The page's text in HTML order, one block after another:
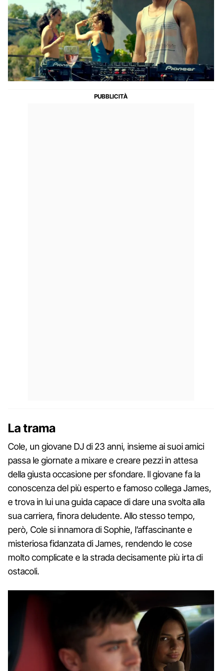
La trama
Cole, un giovane DJ di 23 anni, insieme ai suoi amici
passa le giornate a mixare e creare pezzi in attesa
della giusta occasione per sfondare. Il giovane fa la
conoscenza del più esperto e famoso collega James,
e trova in lui una guida capace di dare una svolta alla
sua carriera, finora deludente. Allo stesso tempo,
però, Cole si innamora di Sophie, l’affascinante e
misteriosa fidanzata di James, rendendo le cose
molto complicate e la strada decisamente più irta di
ostacoli.